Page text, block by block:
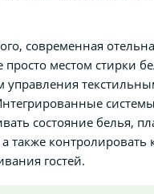
современная
просто местом стирки
управления
состояние белья,
также контролировать
гостей.